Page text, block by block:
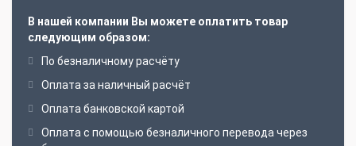
В нашей компании Вы можете оплатить товар
следующим образом:
По безналичному расчёту
Оплата за наличный расчёт
Оплата банковской картой
Оплата с помощью безналичного перевода через